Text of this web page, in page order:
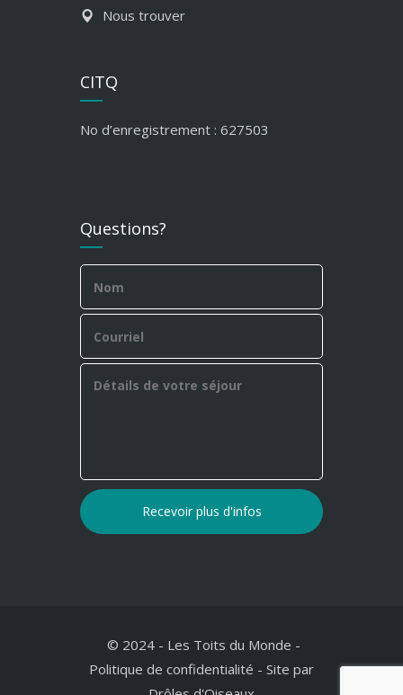
Nous trouver
CITQ
No d’enregistrement : 627503
Questions?
© 2024 - Les Toits du Monde -
Politique de confidentialité - Site par